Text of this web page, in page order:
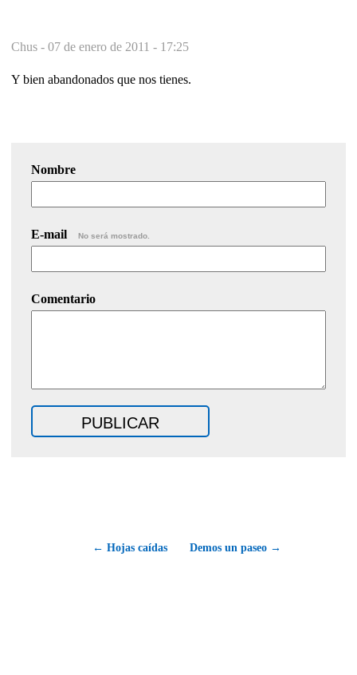
Chus - 07 de enero de 2011 - 17:25
Y bien abandonados que nos tienes.
Nombre
E-mail No será mostrado.
Comentario
← Hojas caídas Demos un paseo →